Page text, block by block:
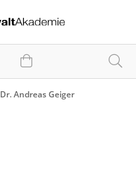
Dr. Andreas Geiger